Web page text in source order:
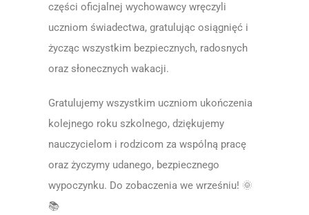
części oficjalnej wychowawcy wręczyli
uczniom świadectwa, gratulując osiągnięć i
życząc wszystkim bezpiecznych, radosnych
oraz słonecznych wakacji.
Gratulujemy wszystkim uczniom ukończenia
kolejnego roku szkolnego, dziękujemy
nauczycielom i rodzicom za wspólną pracę
oraz życzymy udanego, bezpiecznego
wypoczynku. Do zobaczenia we wrześniu! 🌞
📚